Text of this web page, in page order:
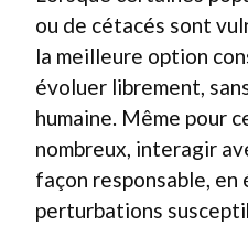
ou de cétacés sont
la meilleure option
évoluer librement,
humaine. Même pour
nombreux, interagir
façon responsable,
perturbations